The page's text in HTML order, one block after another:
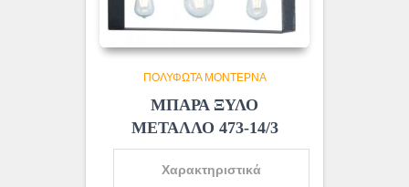
ΠΟΛΎΦΩΤΑ ΜΟΝΤΈΡΝΑ
ΜΠΑΡΑ ΞΥΛΟ
ΜΕΤΑΛΛΟ 473-14/3
Χαρακτηριστικά